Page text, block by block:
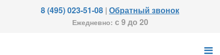
8 (495) 023-51-08 | Обратный звонок
Ежедневно: с 9 до 20